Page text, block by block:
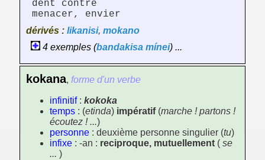
dent contre
menacer, envier
dérivés : likanisi, mokano
4 exemples (bandakisa mínei) ...
kokana, forme d'un verbe
infinitif: kokoka
temps : (etinda) impératif(marche ! partons !
écoutez ! ...)
personne : deuxième personne singulier (tu)
infixe : -an : reciproque, mutuellement ( se
... )